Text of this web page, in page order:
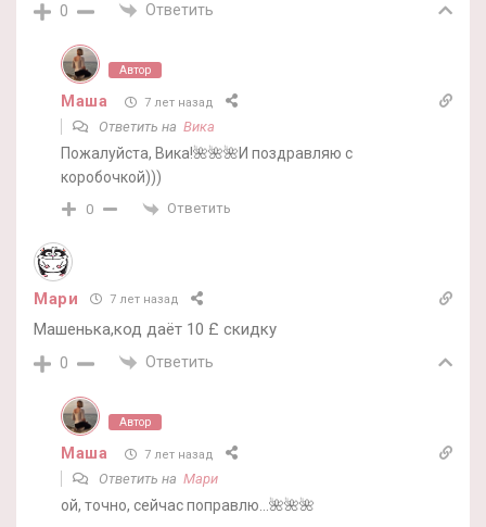
0 Ответить
Автор
Маша 7 лет назад
Ответить на Вика
Пожалуйста, Вика!🌺🌺🌺И поздравляю с
коробочкой)))
0 Ответить
Мари 7 лет назад
Машенька,код даёт 10 £ скидку
0 Ответить
Автор
Маша 7 лет назад
Ответить на Мари
ой, точно, сейчас поправлю…🌺🌺🌺